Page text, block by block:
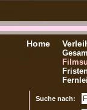
Home
Suche nach: